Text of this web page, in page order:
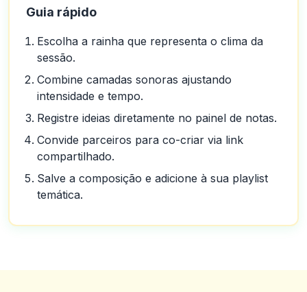
Guia rápido
Escolha a rainha que representa o clima da
sessão.
Combine camadas sonoras ajustando
intensidade e tempo.
Registre ideias diretamente no painel de notas.
Convide parceiros para co-criar via link
compartilhado.
Salve a composição e adicione à sua playlist
temática.